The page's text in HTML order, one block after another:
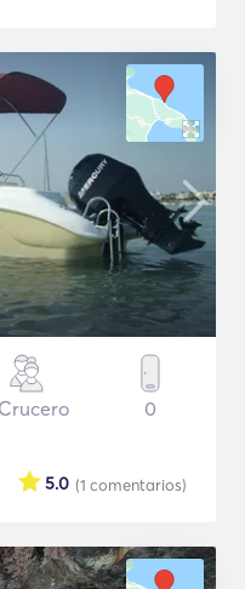
0
(1 comentarios)
5.0